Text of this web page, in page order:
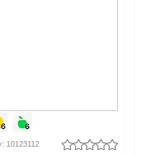
10123112